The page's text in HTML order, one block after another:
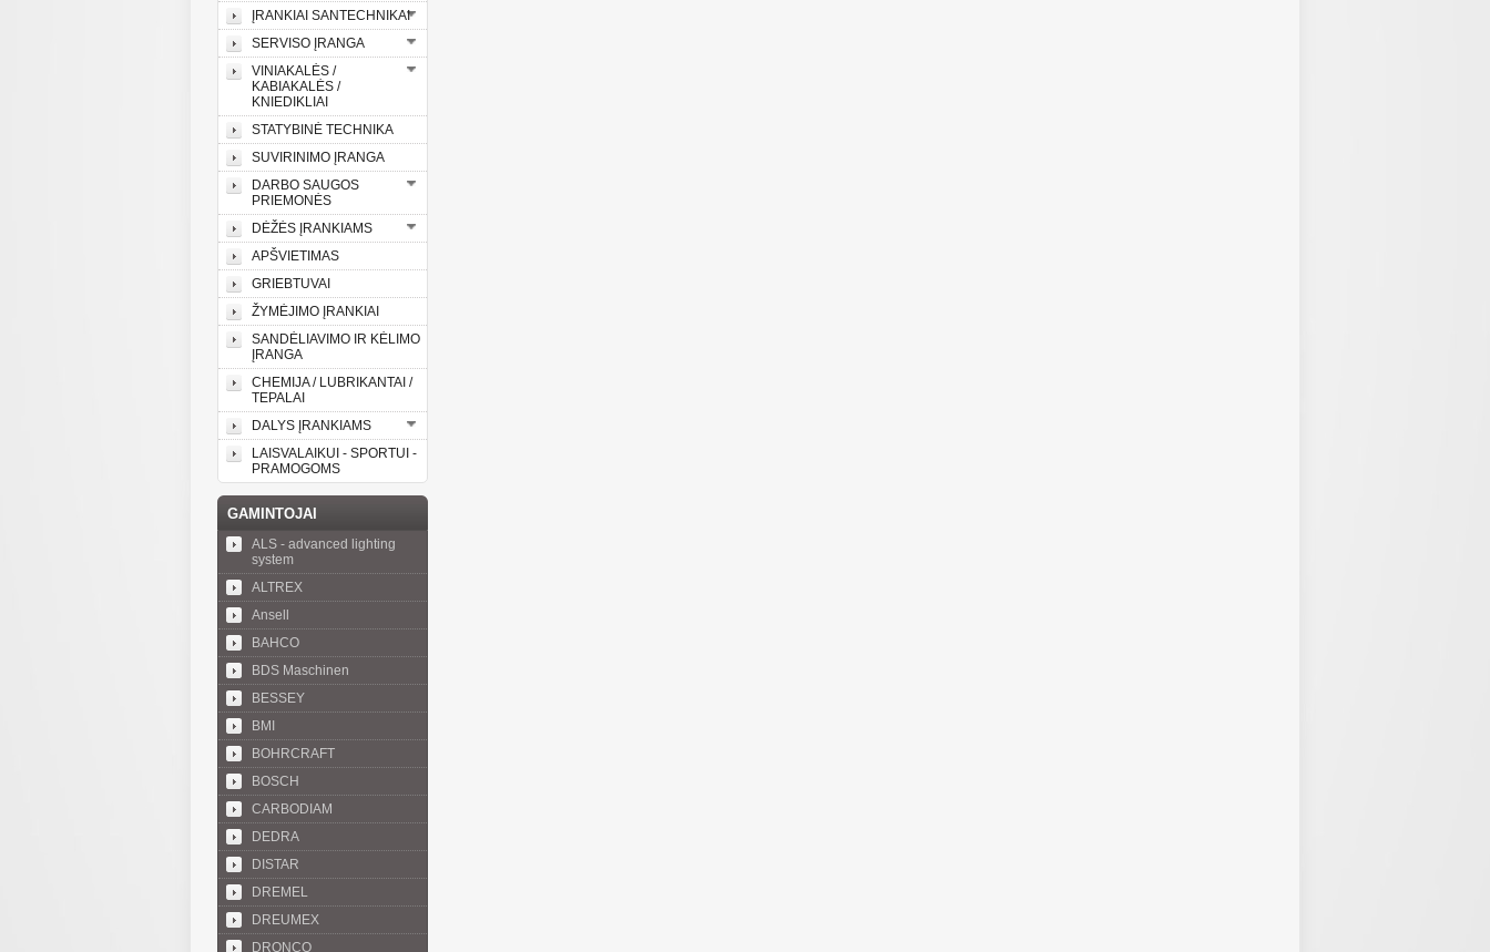
ĮRANKIAI SANTECHNIKAI
SERVISO ĮRANGA
VINIAKALĖS /
KABIAKALĖS /
KNIEDIKLIAI
STATYBINĖ TECHNIKA
SUVIRINIMO ĮRANGA
DARBO SAUGOS
PRIEMONĖS
DĖŽĖS ĮRANKIAMS
APŠVIETIMAS
GRIEBTUVAI
ŽYMĖJIMO ĮRANKIAI
SANDĖLIAVIMO IR KĖLIMO
ĮRANGA
CHEMIJA / LUBRIKANTAI /
TEPALAI
DALYS ĮRANKIAMS
LAISVALAIKUI - SPORTUI -
PRAMOGOMS
GAMINTOJAI
ALS - advanced lighting
system
ALTREX
Ansell
BAHCO
BDS Maschinen
BESSEY
BMI
BOHRCRAFT
BOSCH
CARBODIAM
DEDRA
DISTAR
DREMEL
DREUMEX
DRONCO